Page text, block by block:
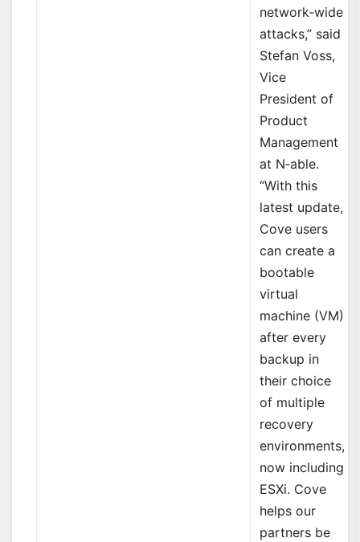
network-wide
attacks,” said
Stefan Voss,
Vice
President of
Product
Management
at N‑able.
“With this
latest update,
Cove users
can create a
bootable
virtual
machine (VM)
after every
backup in
their choice
of multiple
recovery
environments,
now including
ESXi. Cove
helps our
partners be